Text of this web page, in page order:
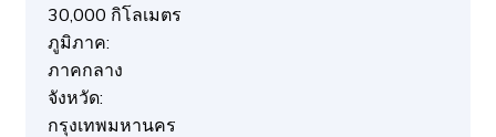
30,000 กิโลเมตร
ภูมิภาค:
ภาคกลาง
จังหวัด:
กรุงเทพมหานคร